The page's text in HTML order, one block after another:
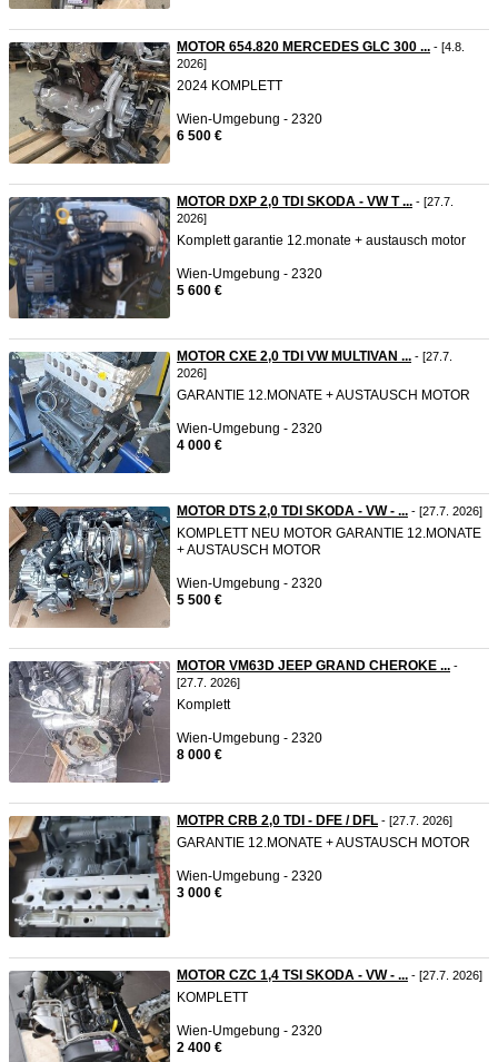
MOTOR 654.820 MERCEDES GLC 300 ... - [4.8.
2026]
2024 KOMPLETT
Wien-Umgebung - 2320
6 500 €
MOTOR DXP 2,0 TDI SKODA - VW T ... - [27.7.
2026]
Komplett garantie 12.monate + austausch motor
Wien-Umgebung - 2320
5 600 €
MOTOR CXE 2,0 TDI VW MULTIVAN ... - [27.7.
2026]
GARANTIE 12.MONATE + AUSTAUSCH MOTOR
Wien-Umgebung - 2320
4 000 €
MOTOR DTS 2,0 TDI SKODA - VW - ... - [27.7. 2026]
KOMPLETT NEU MOTOR GARANTIE 12.MONATE
+ AUSTAUSCH MOTOR
Wien-Umgebung - 2320
5 500 €
MOTOR VM63D JEEP GRAND CHEROKE ... -
[27.7. 2026]
Komplett
Wien-Umgebung - 2320
8 000 €
MOTPR CRB 2,0 TDI - DFE / DFL - [27.7. 2026]
GARANTIE 12.MONATE + AUSTAUSCH MOTOR
Wien-Umgebung - 2320
3 000 €
MOTOR CZC 1,4 TSI SKODA - VW - ... - [27.7. 2026]
KOMPLETT
Wien-Umgebung - 2320
2 400 €